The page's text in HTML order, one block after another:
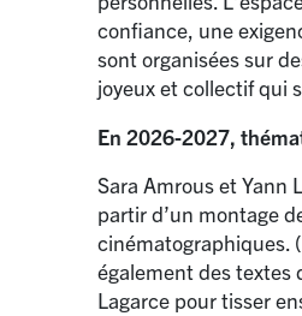
confiance, une
sont organisées sur
joyeux et collectif qui
En 2026-2027,
Sara Amrous et Yann
partir d’un montage
cinématographiques.
également des textes
Lagarce pour tisser